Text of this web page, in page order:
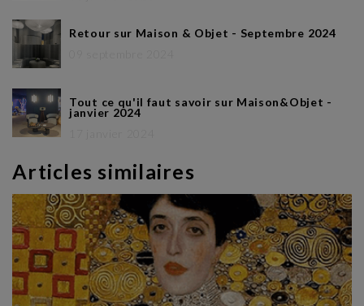
Retour sur Maison & Objet - Septembre 2024
Tout ce qu'il faut savoir sur Maison&Objet -
janvier 2024
Articles similaires